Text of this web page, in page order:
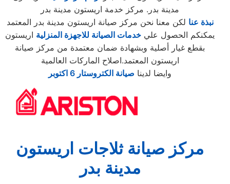
مدينة بدر. مركز خدمة اريستون مدينة بدر
نبذة عنا لكن معنا نحن مركز صيانة اريستون مدينة بدر المعتمد
يمكنكم الحصول علي خدمات الصيانة للاجهزة المنزلية اريستون
بقطع غيار أصلية وبشهادة ضمان معتمدة من مركز صيانة
اريستون المعتمد.اصلاح الماركات العالمية
وايضا لدينا صيانة الكتروستار 6 اكتوبر
مركز صيانة ثلاجات اريستون
مدينة بدر